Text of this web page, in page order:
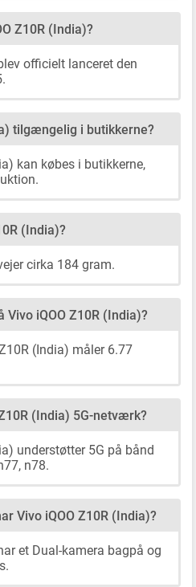
Z10R (India)?
officielt lanceret den
tilgængelig i butikkerne?
kan købes i butikkerne,
(India)?
cirka 184 gram.
iQOO Z10R (India)?
(India) måler 6.77
(India) 5G-netværk?
understøtter 5G på bånd
n78.
Vivo iQOO Z10R (India)?
et Dual-kamera bagpå og